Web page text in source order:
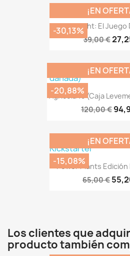
Arkwright: El Juego
39,00 €
¡EN
-30,13%
Agricola 15 (caja
120,00 €
¡EN
-20,88%
Power Plants
65,00 €
¡EN
-15,08%
Los clientes que
producto también